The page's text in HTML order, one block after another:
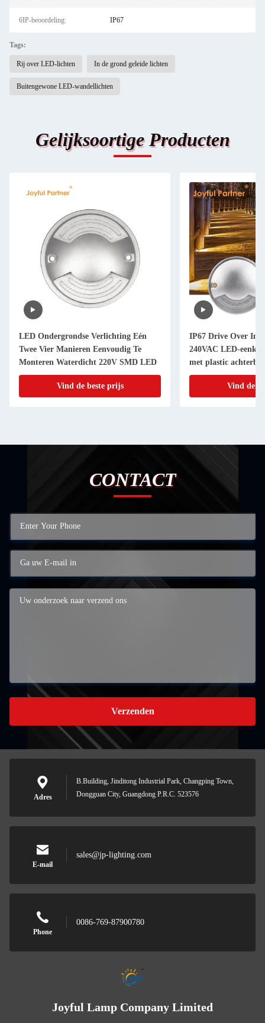
6IP-beoordeling: IP67
Tags:
Rij over LED-lichten In de grond geleide lichten
Buitengewone LED-wandellichten
Gelijksoortige Producten
LED Ondergrondse Verlichting Eén
Twee Vier Manieren Eenvoudig Te
Monteren Waterdicht 220V SMD LED
Vind de beste prijs
IP67 Drive Over
240VAC LED-
met plastic
Vind de
CONTACT
Verzenden
Adres
B.Building, Jinditong Industrial Park, Changping Town,
Dongguan City, Guangdong P.R.C. 523576
E-mail
sales@jp-lighting.com
Phone
0086-769-87900780
Joyful Lamp Company Limited